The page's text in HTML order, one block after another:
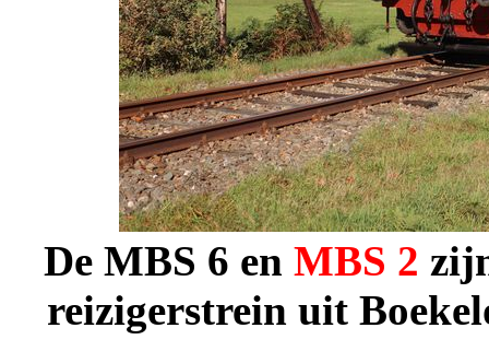
De MBS 6 en MBS 2
reizigerstrein uit